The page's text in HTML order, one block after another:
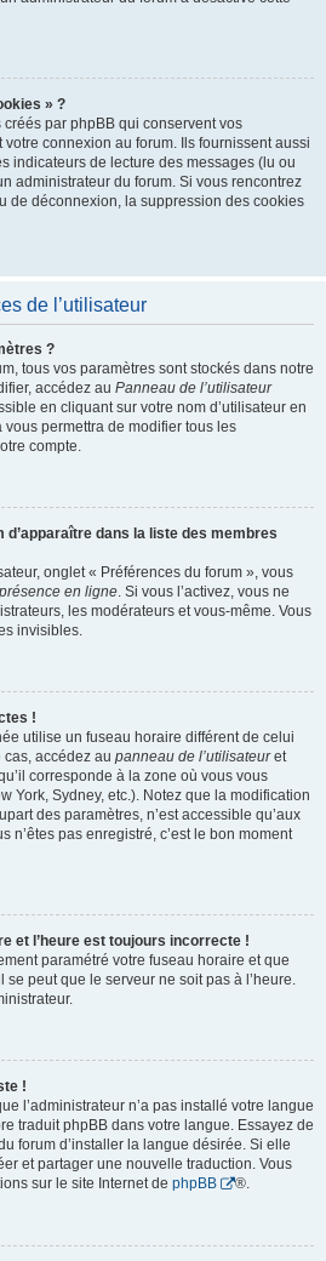
» ?
par phpBB qui conservent vos
votre connexion au forum. Ils fournissent aussi
indicateurs de lecture des messages (lu ou
administrateur du forum. Si vous rencontrez
de déconnexion, la suppression des cookies
de l’utilisateur
?
tous vos paramètres sont stockés dans notre
accédez au Panneau de l’utilisateur
en cliquant sur votre nom d’utilisateur en
permettra de modifier tous les
compte.
dans la liste des membres
onglet « Préférences du forum », vous
en ligne. Si vous l’activez, vous ne
les modérateurs et vous-même. Vous
invisibles.
!
utilise un fuseau horaire différent de celui
accédez au panneau de l’utilisateuret
corresponde à la zone où vous vous
York, Sydney, etc.). Notez que la modification
des paramètres, n’est accessible qu’aux
n’êtes pas enregistré, c’est le bon moment
et l’heure est toujours incorrecte !
paramétré votre fuseau horaire et que
se peut que le serveur ne soit pas à l’heure.
!
l’administrateur n’a pas installé votre langue
traduit phpBB dans votre langue. Essayez de
forum d’installer la langue désirée. Si elle
et partager une nouvelle traduction. Vous
sur le site Internet de phpBB ®.